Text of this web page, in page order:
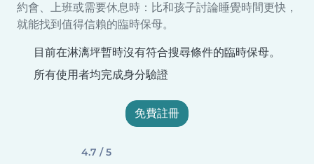
約會、上班或需要休息時：比和孩子討論睡覺時間更快，
就能找到值得信賴的臨時保母。
目前在淋漓坪暫時沒有符合搜尋條件的臨時保母。
所有使用者均完成身分驗證
免費註冊
4.7 / 5